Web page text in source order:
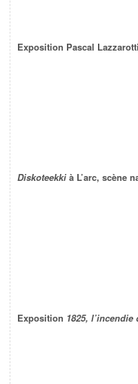
Exposition Pascal
Diskoteekki à L’arc, scène
Exposition 1825, l’incendie